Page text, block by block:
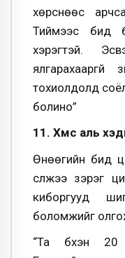
хөрснөөс
Тиймээс бид
хэрэгтэй.
ялгарахааргүй
тохиолдолд
болино”
11. Хүмүүс аль
Өнөөгийн бид
сүлжээ зэрэг
киборгууд
боломжийг
“Та бүхэн